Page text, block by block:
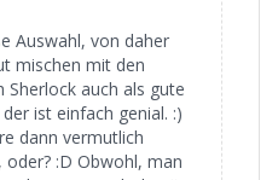
Auswahl, von daher
mischen mit den
auch als gute
ist einfach genial. :)
dann vermutlich
:D Obwohl, man